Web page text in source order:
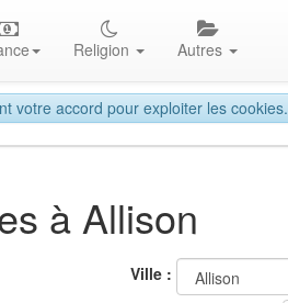
votre accord pour exploiter les cookies.
Religion Autres
à Allison
Ville :